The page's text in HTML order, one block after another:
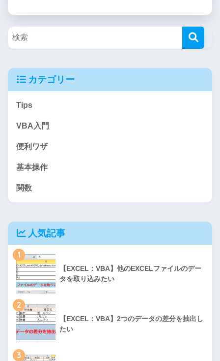
カテゴリー
Tips
VBA入門
便利ワザ
基本操作
関数
人気記事
1
【EXCEL：VBA】他のEXCELファイルのデー
タを取り込みたい
2
【EXCEL：VBA】2つのデータの差分を抽出し
たい
3